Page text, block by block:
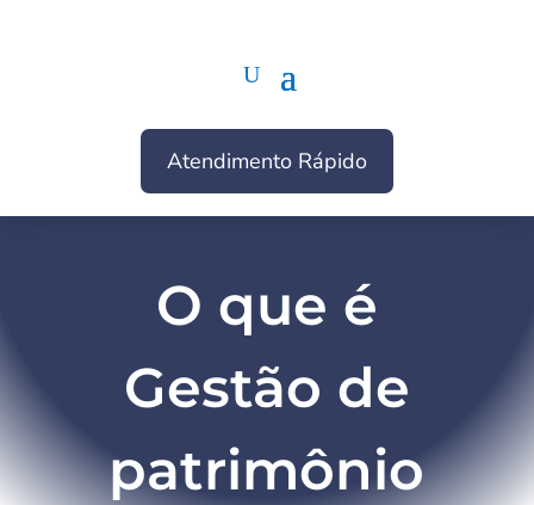
Atendimento Rápido
O que é
Gestão de
patrimônio